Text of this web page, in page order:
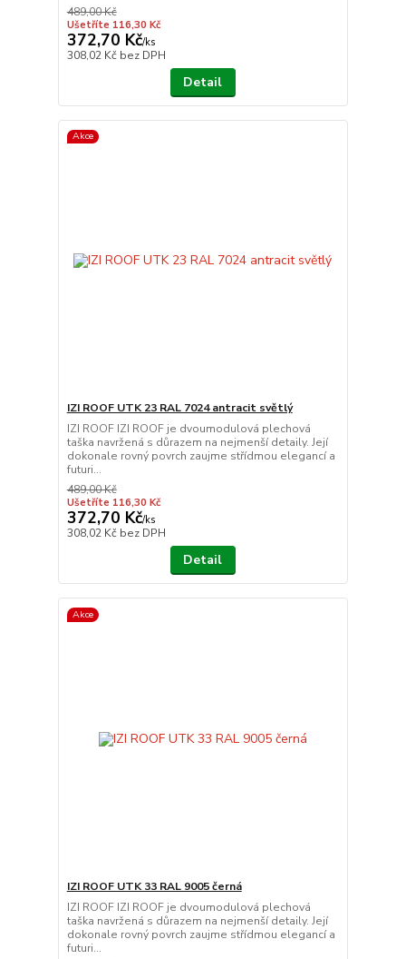
489,00 Kč
Ušetříte 116,30 Kč
372,70 Kč/ks
308,02 Kč bez DPH
Detail
Akce
IZI ROOF UTK 23 RAL 7024 antracit světlý
IZI ROOF IZI ROOF je dvoumodulová plechová
taška navržená s důrazem na nejmenší detaily. Její
dokonale rovný povrch zaujme střídmou elegancí a
futuri...
489,00 Kč
Ušetříte 116,30 Kč
372,70 Kč/ks
308,02 Kč bez DPH
Detail
Akce
IZI ROOF UTK 33 RAL 9005 černá
IZI ROOF IZI ROOF je dvoumodulová plechová
taška navržená s důrazem na nejmenší detaily. Její
dokonale rovný povrch zaujme střídmou elegancí a
futuri...